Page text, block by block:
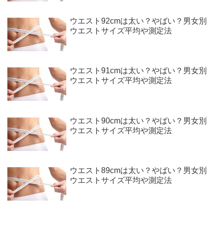
ウエスト92cmは太い？やばい？男女別
ウエストサイズ平均や測定法
ウエスト91cmは太い？やばい？男女別
ウエストサイズ平均や測定法
ウエスト90cmは太い？やばい？男女別
ウエストサイズ平均や測定法
ウエスト89cmは太い？やばい？男女別
ウエストサイズ平均や測定法